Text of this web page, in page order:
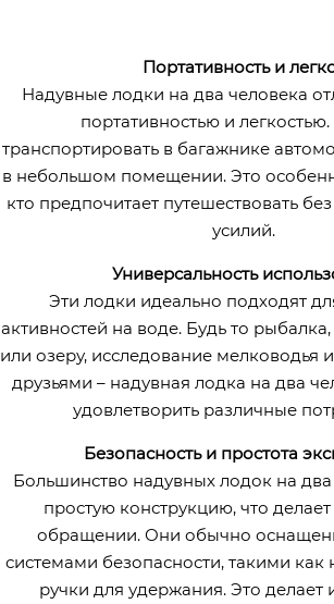
Портативность и
Надувные лодки на два человека
портативностью и
транспортировать в багажнике
в небольшом помещении. Это
кто предпочитает путешествовать
усилий.
Универсальность
Эти лодки идеально подходят
активностей на воде. Будь то
или озеру, исследование мелководья
друзьями – надувная лодка на два
удовлетворить различные
Безопасность и простота
Большинство надувных лодок на
простую конструкцию, что
обращении. Они обычно
системами безопасности, такими как
ручки для удержания. Это делает